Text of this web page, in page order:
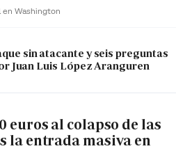
en Washington
sin atacante y seis preguntas
Juan Luis López Aranguren
euros al colapso de las
la entrada masiva en